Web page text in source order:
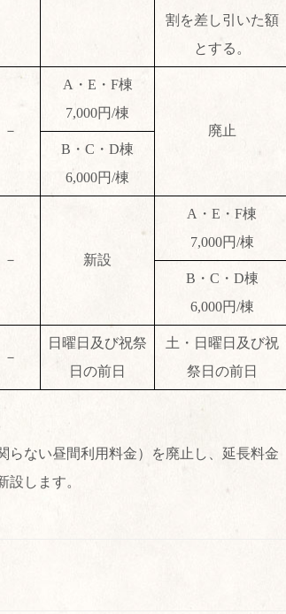
割を差し引いた額
とする。
－
A・E・F棟
7,000円/棟
廃止
B・C・D棟
6,000円/棟
－ 新設
A・E・F棟
7,000円/棟
B・C・D棟
6,000円/棟
－
日曜日及び祝祭
日の前日
土・日曜日及び祝
祭日の前日
らない昼間利用料金）を廃止し、延長料金
設します。